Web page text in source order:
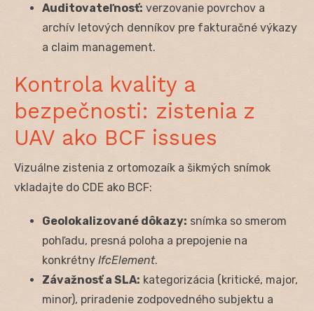
Auditovateľnosť: verzovanie povrchov a
archív letových denníkov pre fakturačné výkazy
a claim management.
Kontrola kvality a
bezpečnosti: zistenia z
UAV ako BCF issues
Vizuálne zistenia z ortomozaík a šikmých snímok
vkladajte do CDE ako BCF:
Geolokalizované dôkazy: snímka so smerom
pohľadu, presná poloha a prepojenie na
konkrétny IfcElement.
Závažnosť a SLA: kategorizácia (kritické, major,
minor), priradenie zodpovedného subjektu a